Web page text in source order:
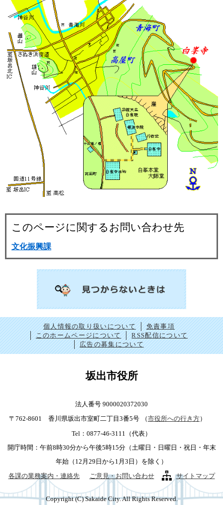
このページに関するお問い合わせ先
文化振興課
個人情報の取り扱いについて
免責事項
このホームページについて
RSS配信について
広告の募集について
坂出市役所
法人番号 9000020372030
〒762-8601 香川県坂出市室町二丁目3番5号
（市役所への行き方）
Tel：0877-46-3111（代表）
開庁時間：午前8時30分から午後5時15分（土曜日・日曜日・祝日・年末
年始（12月29日から1月3日）を除く）
各課の業務案内・連絡先
ご意見・お問い合わせ サイトマップ
Copyright (C) Sakaide City. All Rights Reserved.